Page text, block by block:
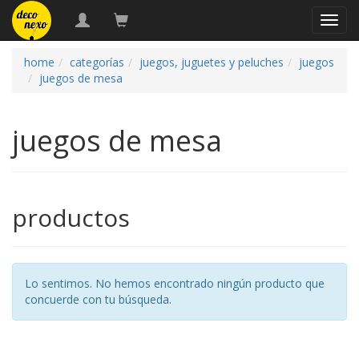
home categorías juegos, juguetes y peluches
juegos
juegos de mesa
juegos de mesa
productos
Lo sentimos. No hemos encontrado ningún producto que
concuerde con tu búsqueda.